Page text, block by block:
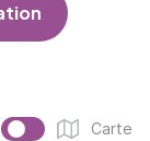
Carte